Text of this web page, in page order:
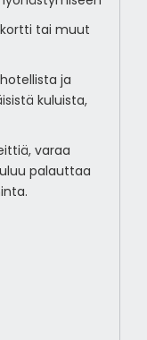
tai muut
ja
kuluista,
varaa
palauttaa